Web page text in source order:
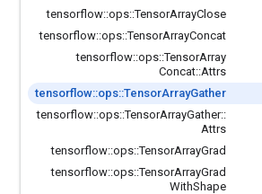
tensorflow::ops::TensorArrayClose
tensorflow::ops::TensorArrayConcat
tensorflow::ops::TensorArray
Concat::Attrs
tensorflow::ops::TensorArrayGather
tensorflow::ops::TensorArrayGather::
Attrs
tensorflow::ops::TensorArrayGrad
tensorflow::ops::TensorArrayGrad
WithShape